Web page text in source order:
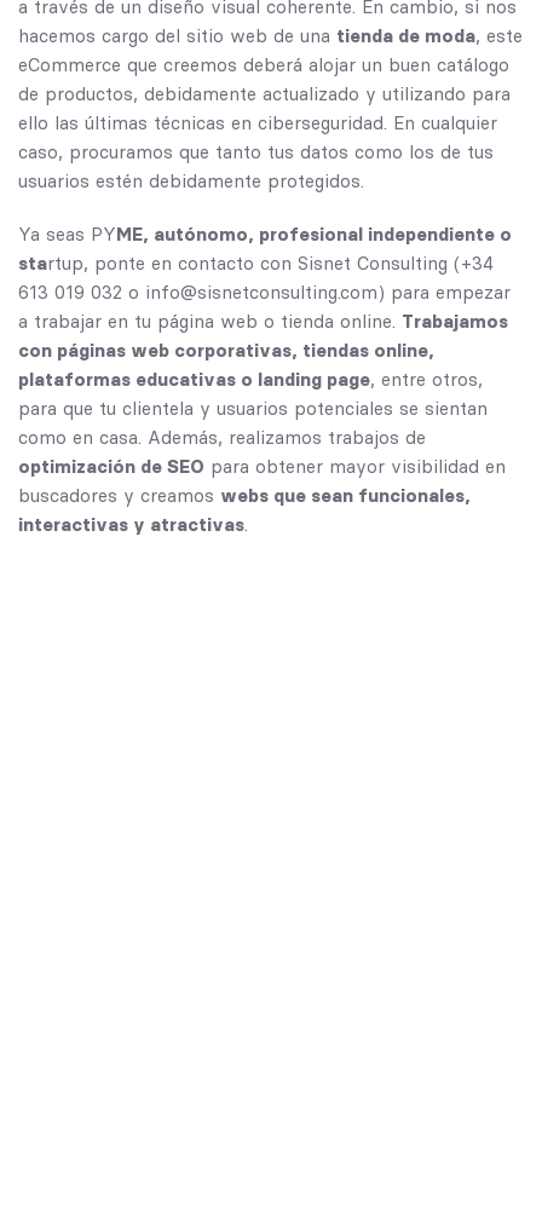
a través de un diseño visual coherente. En cambio, si nos
hacemos cargo del sitio web de una tienda de moda, este
eCommerce que creemos deberá alojar un buen catálogo
de productos, debidamente actualizado y utilizando para
ello las últimas técnicas en ciberseguridad. En cualquier
caso, procuramos que tanto tus datos como los de tus
usuarios estén debidamente protegidos.
Ya seas PYME, autónomo, profesional independiente o
startup, ponte en contacto con Sisnet Consulting (+34
613 019 032 o info@sisnetconsulting.com) para empezar
a trabajar en tu página web o tienda online. Trabajamos
con páginas web corporativas, tiendas online,
plataformas educativas o landing page, entre otros,
para que tu clientela y usuarios potenciales se sientan
como en casa. Además, realizamos trabajos de
optimización de SEO para obtener mayor visibilidad en
buscadores y creamos webs que sean funcionales,
interactivas y atractivas.